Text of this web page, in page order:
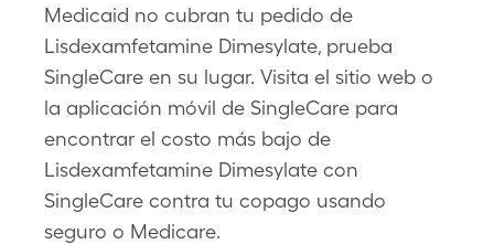
Medicaid no cubran tu pedido de
Lisdexamfetamine Dimesylate, prueba
SingleCare en su lugar. Visita el sitio web o
la aplicación móvil de SingleCare para
encontrar el costo más bajo de
Lisdexamfetamine Dimesylate con
SingleCare contra tu copago usando
seguro o Medicare.